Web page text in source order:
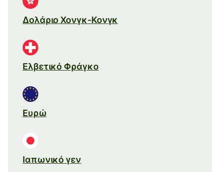
Δολάριο Χονγκ-Κονγκ
Ελβετικό Φράγκο
Ευρώ
Ιαπωνικό γεν